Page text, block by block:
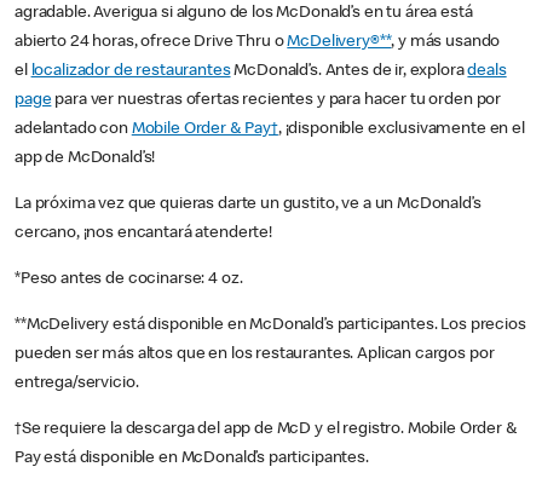
agradable. Averigua si alguno de los McDonald’s en tu área está
abierto 24 horas, ofrece Drive Thru oMcDelivery®**, y más usando
el localizador de restaurantesMcDonald’s. Antes de ir, exploradeals
pagepara ver nuestras ofertas recientes y para hacer tu orden por
adelantado con Mobile Order & Pay†, ¡disponible exclusivamente en el
app de McDonald’s!
La próxima vez que quieras darte un gustito, ve a un McDonald’s
cercano, ¡nos encantará atenderte!
*Peso antes de cocinarse: 4 oz.
**McDelivery está disponible en McDonald’s participantes. Los precios
pueden ser más altos que en los restaurantes. Aplican cargos por
entrega/servicio.
†Se requiere la descarga del app de McD y el registro. Mobile Order &
Pay está disponible en McDonald’s participantes.